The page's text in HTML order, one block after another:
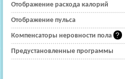
Отображение расхода калорий
Отображение пульса
Компенсаторы неровности пола
Предустановленные программы